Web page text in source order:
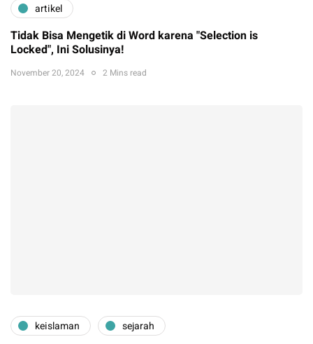
artikel
Tidak Bisa Mengetik di Word karena "Selection is
Locked", Ini Solusinya!
November 20, 2024 2 Mins read
keislaman sejarah